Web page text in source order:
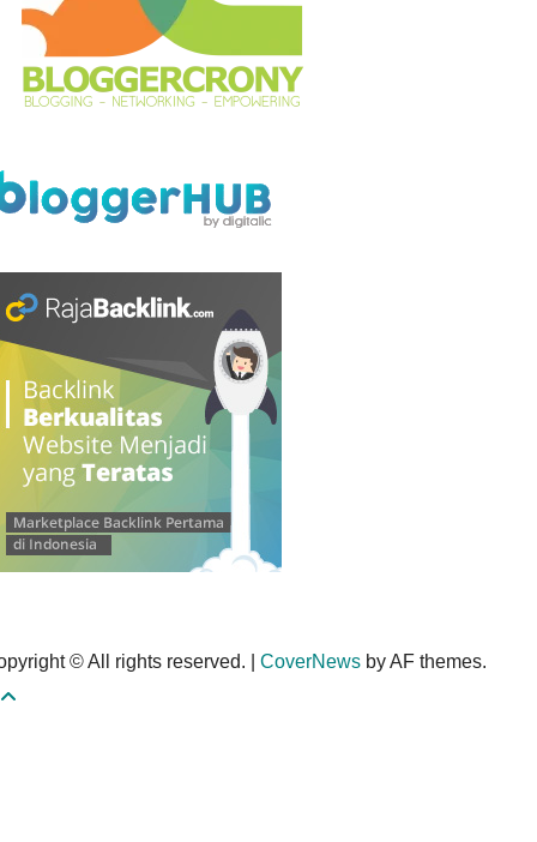
© All rights reserved. CoverNews by AF themes.